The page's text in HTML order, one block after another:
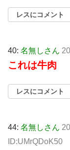
レスにコメント
40: 名無しさん
これは牛肉
レスにコメント
44: 名無しさん
ID:UMrQDoK50